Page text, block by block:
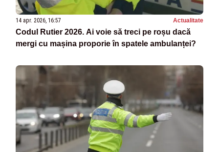
14 apr. 2026, 16:57 Actualitate
Codul Rutier 2026. Ai voie să treci pe roșu dacă
mergi cu mașina proporie în spatele ambulanței?